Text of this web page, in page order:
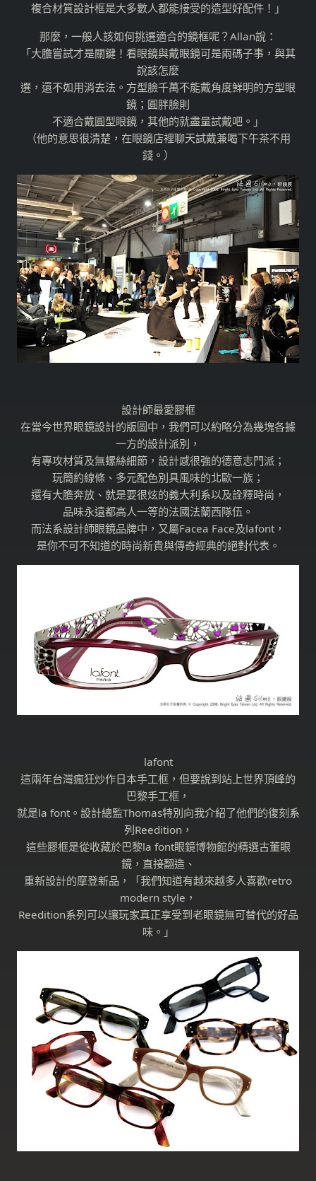
複合材質設計框是大多數人都能接受的造型好配件！」
那麼，一般人該如何挑選適合的鏡框呢？Allan說：
「大膽嘗試才是關鍵！看眼鏡與戴眼鏡可是兩碼子事，與其
說該怎麼
選，還不如用消去法。方型臉千萬不能戴角度鮮明的方型眼
鏡；圓胖臉則
不適合戴圓型眼鏡，其他的就盡量試戴吧。」
（他的意思很清楚，在眼鏡店裡聊天試戴兼喝下午茶不用
錢。）
設計師最愛膠框
在當今世界眼鏡設計的版圖中，我們可以約略分為幾塊各據
一方的設計派別，
有專攻材質及無螺絲細節，設計感很強的德意志門派；
玩簡約線條、多元配色別具風味的北歐一族；
還有大膽奔放、就是要很炫的義大利系以及詮釋時尚，
品味永遠都高人一等的法國法蘭西隊伍。
而法系設計師眼鏡品牌中，又屬Facea Face及lafont，
是你不可不知道的時尚新貴與傳奇經典的絕對代表。
lafont
這兩年台灣瘋狂炒作日本手工框，但要說到站上世界頂峰的
巴黎手工框，
就是la font。設計總監Thomas特別向我介紹了他們的復刻系
列Reedition，
這些膠框是從收藏於巴黎la font眼鏡博物館的精選古董眼
鏡，直接翻造、
重新設計的摩登新品，「我們知道有越來越多人喜歡retro
modern style，
Reedition系列可以讓玩家真正享受到老眼鏡無可替代的好品
味。」